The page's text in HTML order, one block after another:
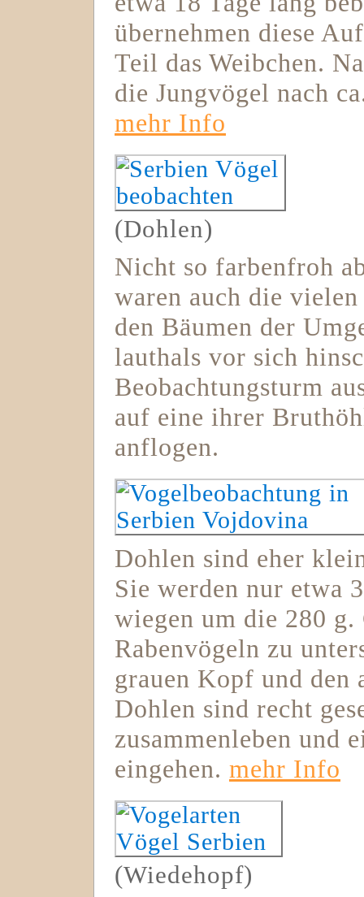
übernehmen diese
Teil das Weibchen.
die Jungvögel nach
mehr Info
(Dohlen)
Nicht so farbenfroh
waren auch die
den Bäumen der
lauthals vor sich
Beobachtungsturm
auf eine ihrer
anflogen.
Dohlen sind eher
Sie werden nur etwa
wiegen um die 280 g.
Rabenvögeln zu
grauen Kopf und
Dohlen sind recht
zusammenleben und
eingehen. mehr Info
(Wiedehopf)